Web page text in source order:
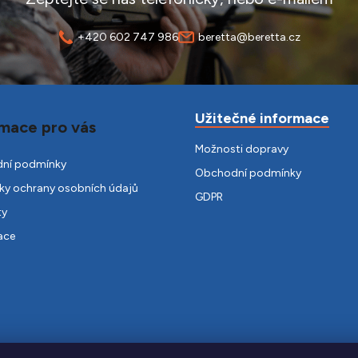
+420 602 747 986 beretta@beretta.cz
pro vás
podmínky
ochrany osobních údajů
Užitečné informace
Možnosti dopravy
Obchodní podmínky
GDPR